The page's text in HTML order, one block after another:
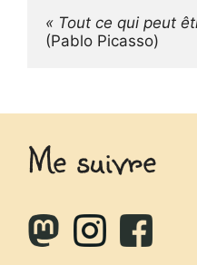
« Tout ce qui peut
(Pablo Picasso)
Me suivre